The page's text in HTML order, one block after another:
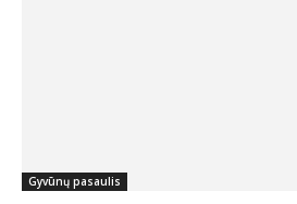
Gyvūnų pasaulis